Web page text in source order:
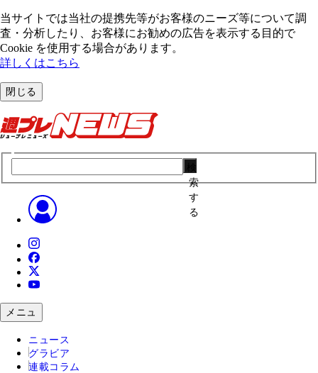
当サイトでは当社の提携先等がお客様のニーズ等について調
査・分析したり、お客様にお勧めの広告を表⽰する⽬的で
Cookie を使⽤する場合があります。
詳しくはこちら
閉じる
索
す
る
メニュ
ニュース
グラビア
連載コラム